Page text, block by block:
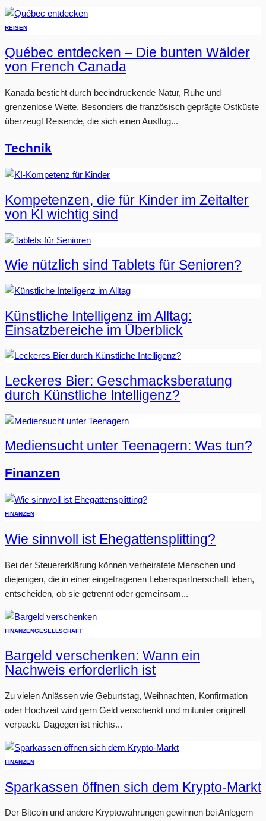
REISEN
Québec entdecken – Die bunten Wälder
von French Canada
Kanada besticht durch beeindruckende Natur, Ruhe und
grenzenlose Weite. Besonders die französisch geprägte Ostküste
überzeugt Reisende, die sich einen Ausflug...
Technik
Kompetenzen, die für Kinder im Zeitalter
von KI wichtig sind
Wie nützlich sind Tablets für Senioren?
Künstliche Intelligenz im Alltag:
Einsatzbereiche im Überblick
Leckeres Bier: Geschmacksberatung
durch Künstliche Intelligenz?
Mediensucht unter Teenagern: Was tun?
Finanzen
FINANZEN
Wie sinnvoll ist Ehegattensplitting?
Bei der Steuererklärung können verheiratete Menschen und
diejenigen, die in einer eingetragenen Lebenspartnerschaft leben,
entscheiden, ob sie getrennt oder gemeinsam...
FINANZENGESELLSCHAFT
Bargeld verschenken: Wann ein
Nachweis erforderlich ist
Zu vielen Anlässen wie Geburtstag, Weihnachten, Konfirmation
oder Hochzeit wird gern Geld verschenkt und mitunter originell
verpackt. Dagegen ist nichts...
FINANZEN
Sparkassen öffnen sich dem Krypto-Markt
Der Bitcoin und andere Kryptowährungen gewinnen bei Anlegern